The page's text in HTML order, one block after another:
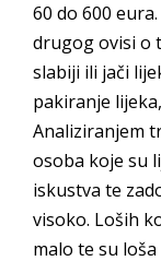
60 do 600
drugog ovisi o
slabiji ili jači
pakiranje
Analiziranjem
osoba koje su
iskustva te
visoko. Loših
malo te su